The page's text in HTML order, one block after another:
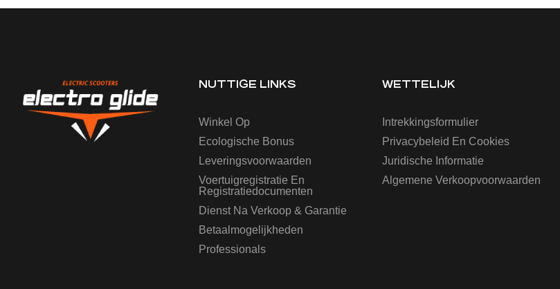
NUTTIGE LINKS
Winkel Op
Ecologische Bonus
Leveringsvoorwaarden
Voertuigregistratie En
Registratiedocumenten
Dienst Na Verkoop & Garantie
Betaalmogelijkheden
Professionals
WETTELIJK
Intrekkingsformulier
Privacybeleid En Cookies
Juridische Informatie
Algemene Verkoopvoorwaarden